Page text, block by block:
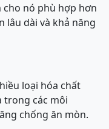
cho nó phù hợp hơn
lâu dài và khả năng
loại hóa chất
trong các môi
chống ăn mòn.